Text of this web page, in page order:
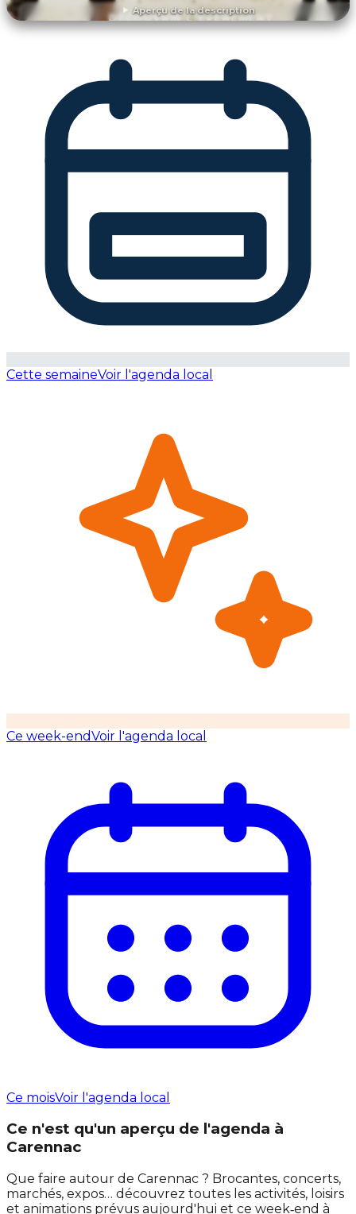
Aperçu de la description
DÉCOUVRIR L'ÉVÉNEMENT
Cette semaineVoir l'agenda local
Ce week-endVoir l'agenda local
Ce moisVoir l'agenda local
Ce n'est qu'un aperçu de l'agenda à
Carennac
Que faire autour de Carennac ? Brocantes, concerts,
marchés, expos… découvrez toutes les activités, loisirs
et animations prévus aujourd'hui et ce week‑end à